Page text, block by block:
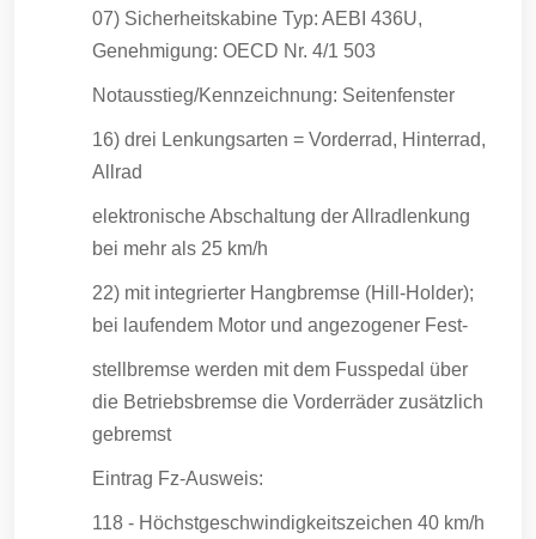
07) Sicherheitskabine Typ: AEBI 436U,
Genehmigung: OECD Nr. 4/1 503
Notausstieg/Kennzeichnung: Seitenfenster
16) drei Lenkungsarten = Vorderrad, Hinterrad,
Allrad
elektronische Abschaltung der Allradlenkung
bei mehr als 25 km/h
22) mit integrierter Hangbremse (Hill-Holder);
bei laufendem Motor und angezogener Fest-
stellbremse werden mit dem Fusspedal über
die Betriebsbremse die Vorderräder zusätzlich
gebremst
Eintrag Fz-Ausweis:
118 - Höchstgeschwindigkeitszeichen 40 km/h